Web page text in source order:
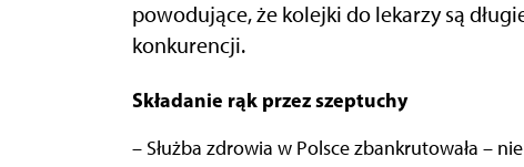
powodujące, że kolejki do lekarzy są
konkurencji.
Składanie rąk przez szeptuchy
– Służba zdrowia w Polsce zbankrutowała –